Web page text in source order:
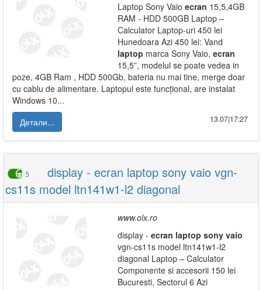
Laptop Sony Vaio ecran 15,5,4GB
RAM - HDD 500GB Laptop –
Calculator Laptop-uri 450 lei
Hunedoara Azi 450 lei: Vand
laptop marca Sony Vaio, ecran
15,5”, modelul se poate vedea in
poze, 4GB Ram , HDD 500Gb, bateria nu mai tine, merge doar
cu cablu de alimentare. Laptopul este funcțional, are instalat
Windows 10...
Детали...
13.07|17:27
5
display - ecran laptop sony vaio vgn-
cs11s model ltn141w1-l2 diagonal
www.olx.ro
display - ecran laptop sony vaio
vgn-cs11s model ltn141w1-l2
diagonal Laptop – Calculator
Componente si accesorii 150 lei
Bucuresti, Sectorul 6 Azi